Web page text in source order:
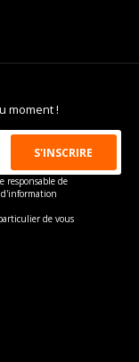
moment !
responsable de
de vous